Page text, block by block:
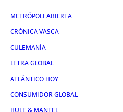
METRÓPOLI ABIERTA
CRÓNICA VASCA
CULEMANÍA
LETRA GLOBAL
ATLÁNTICO HOY
CONSUMIDOR GLOBAL
HULE & MANTEL